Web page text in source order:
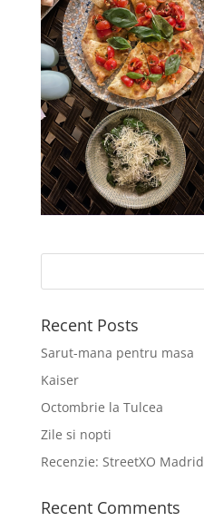
Recent Posts
Sarut-mana pentru masa
Kaiser
Octombrie la Tulcea
Zile si nopti
Recenzie: StreetXO Madrid
Recent Comments